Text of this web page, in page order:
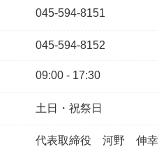
045-594-8151
045-594-8152
09:00 - 17:30
土日・祝祭日
代表取締役 河野 伸幸